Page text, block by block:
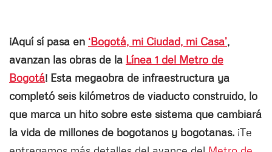
¡Aquí sí pasa en ‘Bogotá, mi Ciudad, mi Casa’,
avanzan las obras de la Línea 1 del Metro de
Bogotá! Esta megaobra de infraestructura ya
completó seis kilómetros de viaducto construido, lo
que marca un hito sobre este sistema que cambiará
la vida de millones de bogotanos y bogotanas. ¡Te